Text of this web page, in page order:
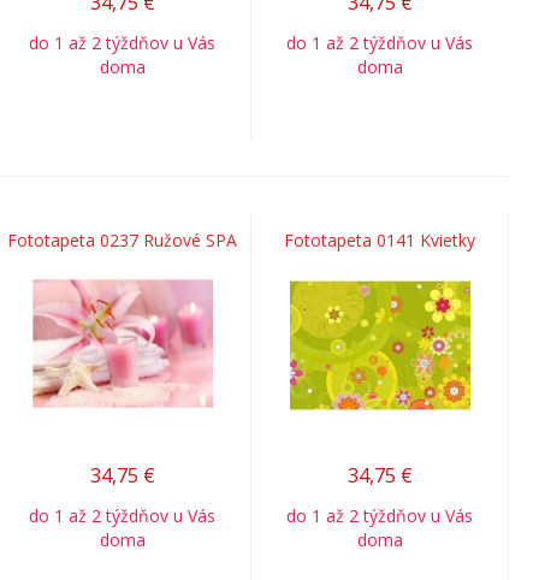
do 1 až 2 týždňov u Vás
doma
do 1 až 2 týždňov u Vás
doma
Fototapeta 0237 Ružové SPA
34,75 €
do 1 až 2 týždňov u Vás
doma
Fototapeta 0141 Kvietky
34,75 €
do 1 až 2 týždňov u Vás
doma